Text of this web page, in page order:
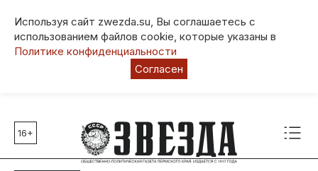
Используя сайт zwezda.su, Вы соглашаетесь с
использованием файлов cookie, которые указаны в
Политике конфиденциальности
Согласен
Главные темы
80 лет Победы
16+